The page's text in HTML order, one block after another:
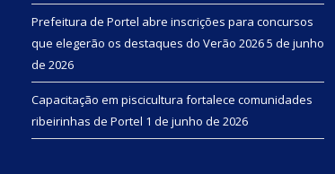
Prefeitura de Portel abre inscrições para concursos
que elegerão os destaques do Verão 20265 de junho
de 2026
Capacitação em piscicultura fortalece comunidades
ribeirinhas de Portel 1 de junho de 2026